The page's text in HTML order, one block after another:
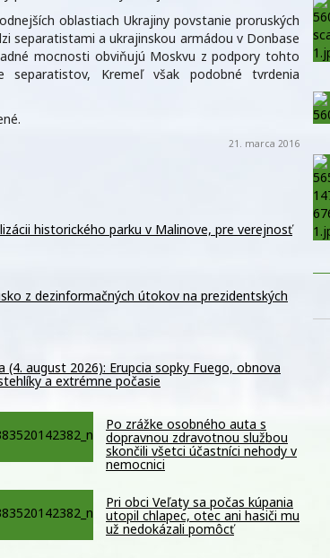
oblastiach Ukrajiny povstanie proruských
separatistami a ukrajinskou armádou v Donbase
mocnosti obviňujú Moskvu z podpory tohto
Kremeľ však podobné tvrdenia
21. marca 2016
historického parku v Malinove, pre verejnosť
z dezinformačných útokov na prezidentských
(4. august 2026): Erupcia sopky Fuego, obnova
a extrémne počasie
Po zrážke osobného auta s
dopravnou zdravotnou službou
skončili všetci účastníci nehody v
nemocnici
Pri obci Veľaty sa počas kúpania
utopil chlapec, otec ani hasiči mu
už nedokázali pomôcť